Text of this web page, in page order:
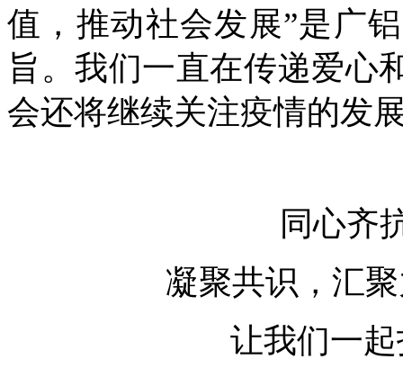
值，推动社会发展”是广
旨。我们一直在传递爱心
会还将继续关注疫情的发
同心齐
凝聚共识，汇
让我们一